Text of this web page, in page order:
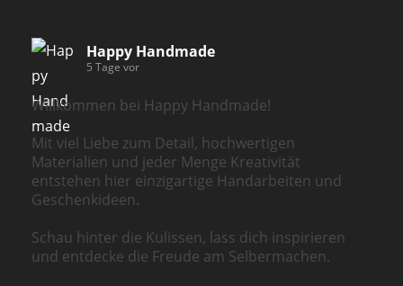
Happy Handmade
5 Tage vor
Willkommen bei Happy Handmade!
Mit viel Liebe zum Detail, hochwertigen
Materialien und jeder Menge Kreativität
entstehen hier einzigartige Handarbeiten und
Geschenkideen.
Schau hinter die Kulissen, lass dich inspirieren
und entdecke die Freude am Selbermachen.